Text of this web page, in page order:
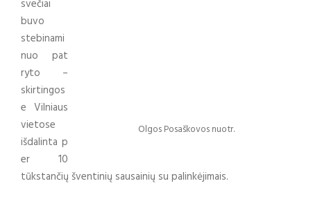
Olgos Posaškovos nuotr.
svečiai
buvo
stebinami
nuo pat
ryto –
skirtingos
e Vilniaus
vietose
išdalinta p
er 10
tūkstančių šventinių sausainių su palinkėjimais.